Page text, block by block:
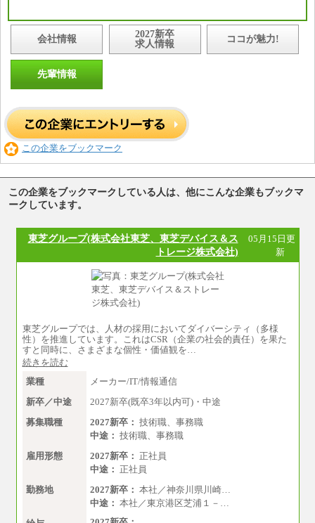
会社情報
2027新卒
求人情報
ココが魅力!
先輩情報
この企業をブックマーク
この企業をブックマークしている人は、他にこんな企業もブックマ
ークしています。
東芝グループ(株式会社東芝、東芝デバイス＆ス
トレージ株式会社)
05月15日更
新
東芝グループでは、人材の採用においてダイバーシティ（多様
性）を推進しています。これはCSR（企業の社会的責任）を果た
すと同時に、さまざまな個性・価値観を…
続きを読む
業種
メーカー/IT/情報通信
新卒／中途
2027新卒(既卒3年以内可)・中途
募集職種
2027新卒： 技術職、事務職
中途： 技術職、事務職
雇用形態
2027新卒： 正社員
中途： 正社員
勤務地
2027新卒： 本社／神奈川県川崎…
中途： 本社／東京港区芝浦１－…